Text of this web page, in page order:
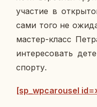
уча­стие в
сами того не
мастер-класс
ин­те­ре­со­вать
спорту.
[sp_wpcarousel